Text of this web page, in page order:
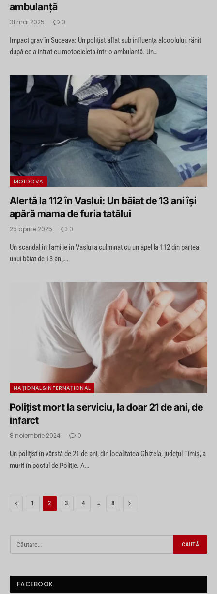
ambulanță
31 mai 2025 0
Impact grav în Suceava: Un polițist aflat sub influența alcoolului, rănit
după ce a intrat cu motocicleta într-o ambulanță. Un…
MOLDOVA
Alertă la 112 în Vaslui: Un băiat de 13 ani își
apără mama de furia tatălui
25 aprilie 2025 0
Un scandal în familie în Vaslui a culminat cu un apel la 112 din partea
unui băiat de 13 ani,…
NAȚIONAL&INTERNAȚIONAL
Polițist mort la serviciu, la doar 21 de ani, de
infarct
8 noiembrie 2024 0
Un poliţist în vârstă de 21 de ani, din localitatea Ghizela, judeţul Timiş, a
murit în postul de Poliţie. A…
Previous
1 2 3 4 … 8 Next
FACEBOOK